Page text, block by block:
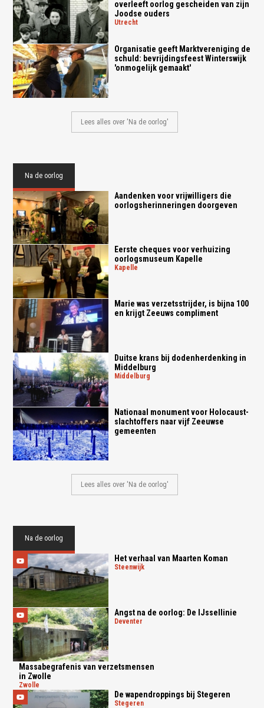
overleeft oorlog gescheiden van zijn
Joodse ouders
utrecht
Organisatie geeft Marktvereniging de
schuld: bevrijdingsfeest Winterswijk
'onmogelijk gemaakt'
Lees alles over 'Na de oorlog'
Na de oorlog
Aandenken voor vrijwilligers die
oorlogsherinneringen doorgeven
Eerste cheques voor verhuizing
oorlogsmuseum Kapelle
kapelle
Marie was verzetsstrijder, is bijna 100
en krijgt Zeeuws compliment
Duitse krans bij dodenherdenking in
Middelburg
middelburg
Nationaal monument voor Holocaust-
slachtoffers naar vijf Zeeuwse
gemeenten
Lees alles over 'Na de oorlog'
Na de oorlog
Het verhaal van Maarten Koman
steenwijk
Angst na de oorlog: De IJssellinie
deventer
Massabegrafenis van verzetsmensen
in Zwolle
zwolle
De wapendroppings bij Stegeren
stegeren